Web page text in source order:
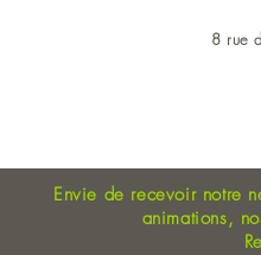
8 rue
Envie de recevoir notre
animations,